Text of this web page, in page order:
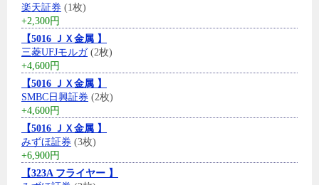
楽天証券 (1枚)
+2,300円
【5016 ＪＸ金属 】
三菱UFJモルガ(2枚)
+4,600円
【5016 ＪＸ金属 】
SMBC日興証券 (2枚)
+4,600円
【5016 ＪＸ金属 】
みずほ証券 (3枚)
+6,900円
【323A フライヤー 】